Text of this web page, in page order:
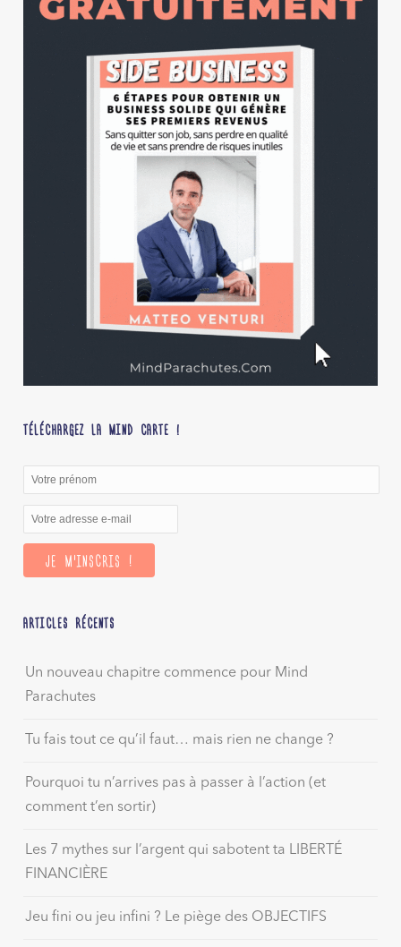
TÉLÉCHARGEZ LA MIND CARTE !
ARTICLES RÉCENTS
Un nouveau chapitre commence pour Mind
Parachutes
Tu fais tout ce qu’il faut… mais rien ne change ?
Pourquoi tu n’arrives pas à passer à l’action (et
comment t’en sortir)
Les 7 mythes sur l’argent qui sabotent ta LIBERTÉ
FINANCIÈRE
Jeu fini ou jeu infini ? Le piège des OBJECTIFS